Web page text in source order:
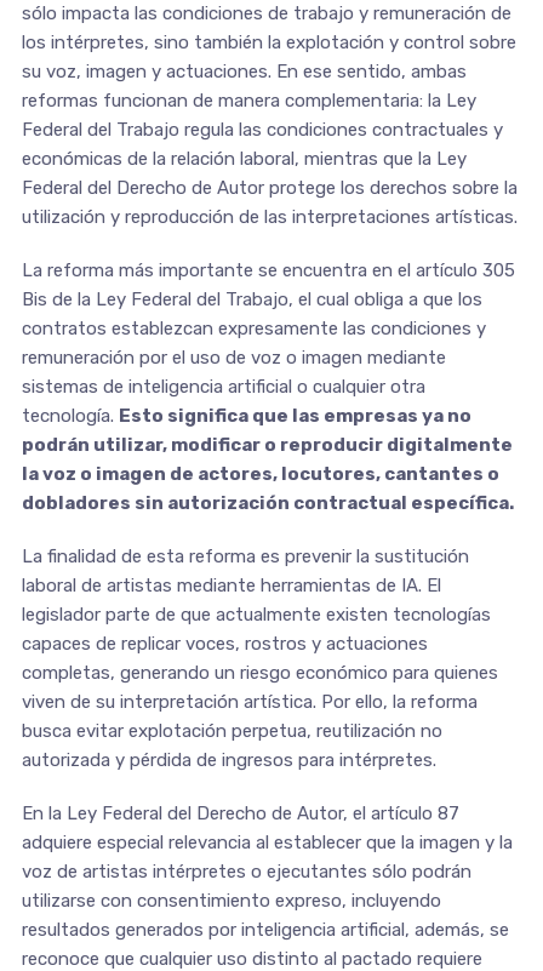
sólo impacta las condiciones de trabajo y remuneración de
los intérpretes, sino también la explotación y control sobre
su voz, imagen y actuaciones. En ese sentido, ambas
reformas funcionan de manera complementaria: la Ley
Federal del Trabajo regula las condiciones contractuales y
económicas de la relación laboral, mientras que la Ley
Federal del Derecho de Autor protege los derechos sobre la
utilización y reproducción de las interpretaciones artísticas.
La reforma más importante se encuentra en el artículo 305
Bis de la Ley Federal del Trabajo, el cual obliga a que los
contratos establezcan expresamente las condiciones y
remuneración por el uso de voz o imagen mediante
sistemas de inteligencia artificial o cualquier otra
tecnología. Esto significa que las empresas ya no
podrán utilizar, modificar o reproducir digitalmente
la voz o imagen de actores, locutores, cantantes o
dobladores sin autorización contractual específica.
La finalidad de esta reforma es prevenir la sustitución
laboral de artistas mediante herramientas de IA. El
legislador parte de que actualmente existen tecnologías
capaces de replicar voces, rostros y actuaciones
completas, generando un riesgo económico para quienes
viven de su interpretación artística. Por ello, la reforma
busca evitar explotación perpetua, reutilización no
autorizada y pérdida de ingresos para intérpretes.
En la Ley Federal del Derecho de Autor, el artículo 87
adquiere especial relevancia al establecer que la imagen y la
voz de artistas intérpretes o ejecutantes sólo podrán
utilizarse con consentimiento expreso, incluyendo
resultados generados por inteligencia artificial, además, se
reconoce que cualquier uso distinto al pactado requiere